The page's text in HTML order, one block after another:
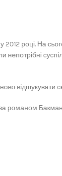
році. На
непотрібні
відшукувати
романом